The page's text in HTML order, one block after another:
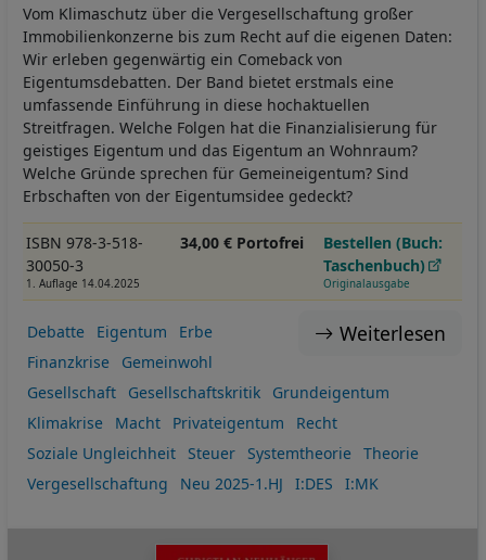
Vom Klimaschutz über die Vergesellschaftung großer
Immobilienkonzerne bis zum Recht auf die eigenen Daten:
Wir erleben gegenwärtig ein Comeback von
Eigentumsdebatten. Der Band bietet erstmals eine
umfassende Einführung in diese hochaktuellen
Streitfragen. Welche Folgen hat die Finanzialisierung für
geistiges Eigentum und das Eigentum an Wohnraum?
Welche Gründe sprechen für Gemeineigentum? Sind
Erbschaften von der Eigentumsidee gedeckt?
ISBN 978-3-518-
30050-3
1. Auflage 14.04.2025
34,00 € Portofrei
Bestellen (Buch:
Taschenbuch)
Originalausgabe
Weiterlesen
Debatte Eigentum
Erbe
Finanzkrise
Gemeinwohl
Gesellschaft
Gesellschaftskritik
Grundeigentum
Klimakrise
Macht Privateigentum
Recht
Soziale Ungleichheit
Steuer Systemtheorie
Theorie
Vergesellschaftung
Neu 2025-1.HJ I:DES I:MK